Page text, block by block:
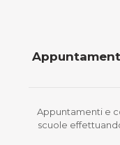
Appuntamenti e
scuole